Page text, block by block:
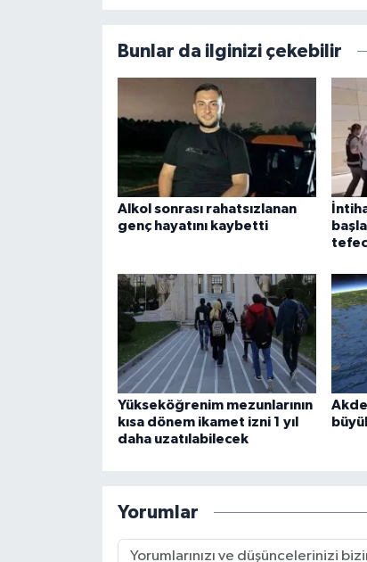
Bunlar da ilginizi çekebilir
Alkol sonrası rahatsızlanan
genç hayatını kaybetti
Yükseköğrenim mezunlarının
kısa dönem ikamet izni 1 yıl
daha uzatılabilecek
Yorumlar